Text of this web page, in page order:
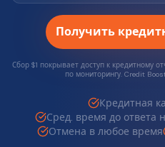
Получить
Сбор $1 покрывает доступ к кредитному
по мониторингу. Credit
Кредитная
Сред. время до ответа
Отмена в любое время